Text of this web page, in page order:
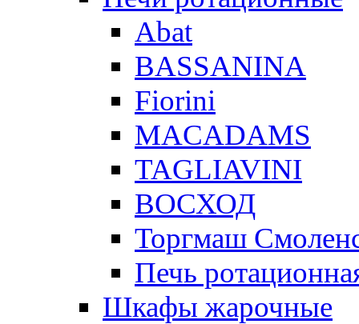
Abat
BASSANINA
Fiorini
MACADAMS
TAGLIAVINI
ВОСХОД
Торгмаш
Печь
Шкафы жарочные